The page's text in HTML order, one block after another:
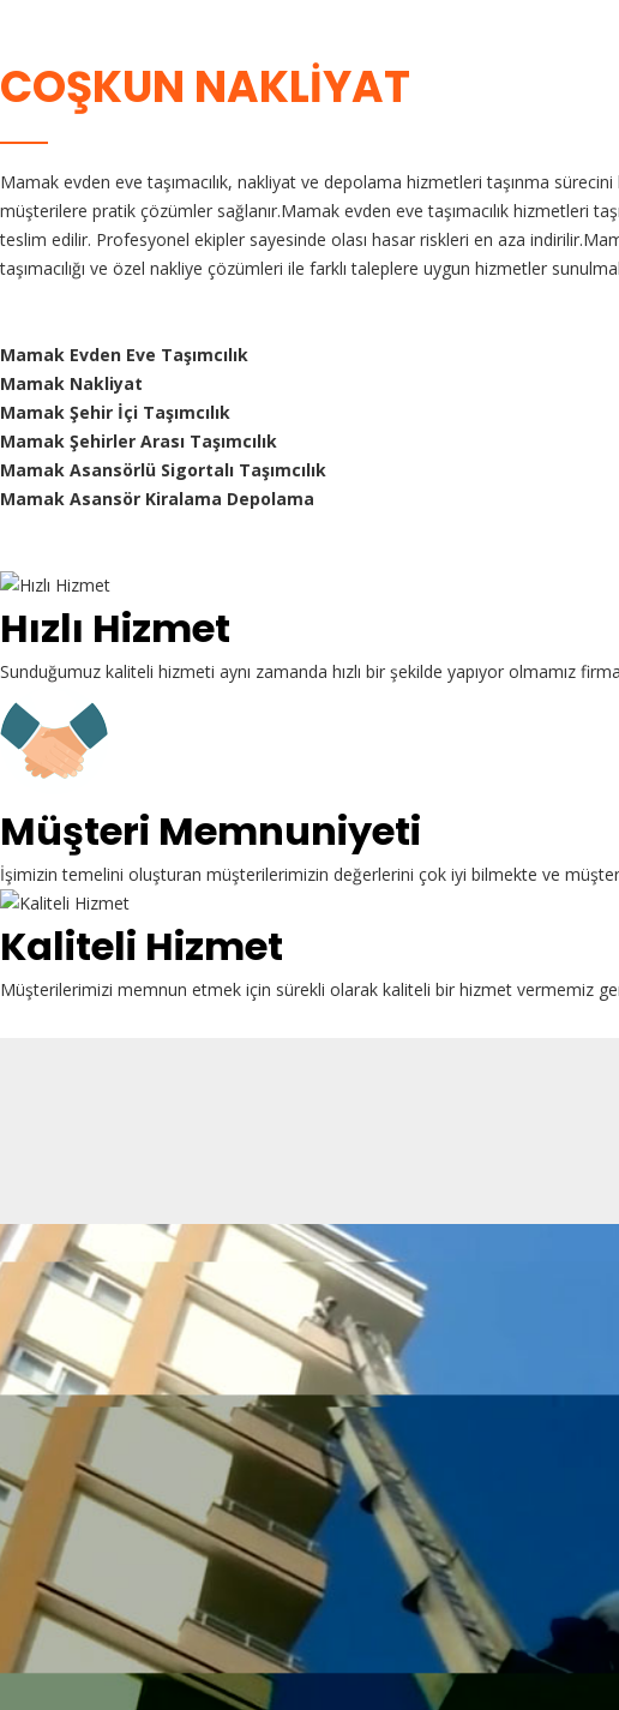
COŞKUN NAKLIYAT
Mamak evden eve taşımacılık, nakliyat ve depolama hizmetleri taşınma
müşterilere pratik çözümler sağlanır.Mamak evden eve taşımacılık hizmetleri
teslim edilir. Profesyonel ekipler sayesinde olası hasar riskleri en aza
taşımacılığı ve özel nakliye çözümleri ile farklı taleplere uygun hizmetler
Mamak Evden Eve Taşımcılık
Mamak Nakliyat
Mamak Şehir İçi Taşımcılık
Mamak Şehirler Arası Taşımcılık
Mamak Asansörlü Sigortalı Taşımcılık
Mamak Asansör Kiralama Depolama
Hızlı Hizmet
Sunduğumuz kaliteli hizmeti aynı zamanda hızlı bir şekilde yapıyor olmamız
Müşteri Memnuniyeti
İşimizin temelini oluşturan müşterilerimizin değerlerini çok iyi bilmekte ve
Kaliteli Hizmet
Müşterilerimizi memnun etmek için sürekli olarak kaliteli bir hizmet vermemiz